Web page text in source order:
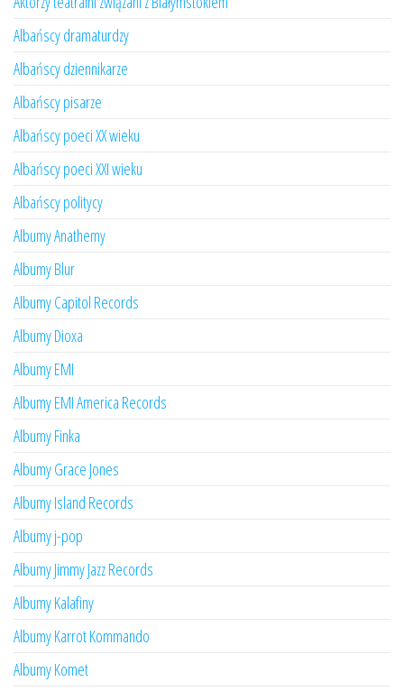
Albańscy dramaturdzy
Albańscy dziennikarze
Albańscy pisarze
Albańscy poeci XX wieku
Albańscy poeci XXI wieku
Albańscy politycy
Albumy Anathemy
Albumy Blur
Albumy Capitol Records
Albumy Dioxa
Albumy EMI
Albumy EMI America Records
Albumy Finka
Albumy Grace Jones
Albumy Island Records
Albumy j-pop
Albumy Jimmy Jazz Records
Albumy Kalafiny
Albumy Karrot Kommando
Albumy Komet